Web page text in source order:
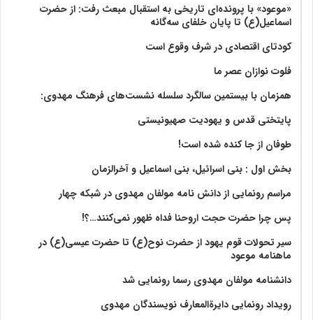
«موعود» با پرونده‌ای تاریخی به استقبال مبعث رفت: از حضرت
اسماعیل(ع) تا پایان خلفای سه‌گانه
کودتای اقتصادی در شرف وقوع است
فلوت نوازان عصر ما
همزمان با بیستمین سالگرد سلسله نشست‌های فرهنگ مهدوی:‌
پایتختی قدس و یهودیت صهیونیستی
طوفان از جا کنده شده است!
بخش اول : بنی اسرائیل، بنی اسماعیل و آخرالزمان
مراسم رونمایی از دانش نامه مولفان مهدوی در شبکه چهار
پس چرا حضرت حجت اروحنا فداه ظهور نمی‌کنند…؟!
سیر تحولات قوم یهود از حضرت نوح(ع) تا حضرت عیسی(ع) در
ماهنامه موعود
دانشنامه مولفان مهدوی رسما رونمایی شد
رویداد رونمایی دایرةالمعارف نویسندگان مهدوی